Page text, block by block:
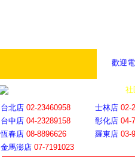
歡迎
社
台北店 02-23460958 士林店 02-
台中店 04-23289158 彰化店 04-
恆春店 08-8896626 羅東店 03-
金馬澎店 07-7191023